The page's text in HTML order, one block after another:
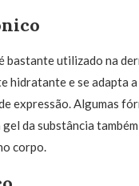
bastante utilizado na
hidratante e se adapta
expressão. Algumas
gel da substância
corpo.